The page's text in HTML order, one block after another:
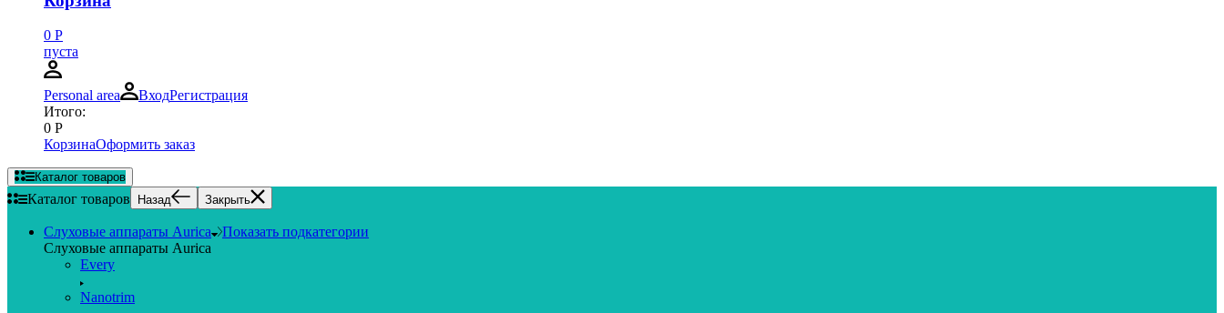
0 Р
пуста
Personal area ВходРегистрация
Итого:
0 Р
КорзинаОформить заказ
Каталог товаров
Каталог товаров Назад Закрыть
Слуховые аппараты Aurica
Показать подкатегории
Слуховые аппараты Aurica
Every
Nanotrim